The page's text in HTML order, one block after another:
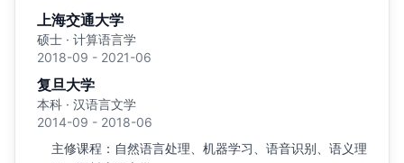
上海交通大学
硕士 · 计算语言学
2018-09 - 2021-06
复旦大学
本科 · 汉语言文学
2014-09 - 2018-06
主修课程：自然语言处理、机器学习、语音识别、语义理